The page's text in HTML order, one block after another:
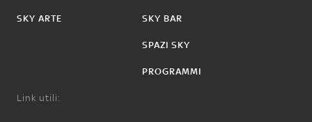
SKY ARTE SKY BAR
SPAZI SKY
PROGRAMMI
Link utili: